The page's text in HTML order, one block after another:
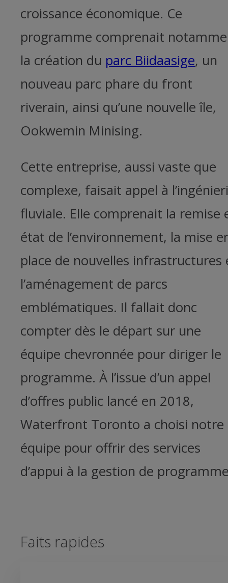
croissance économique. Ce
programme comprenait
la création du parc Biidaasige, un
nouveau parc phare du front
riverain, ainsi qu’une nouvelle île,
Ookwemin Minising.
Cette entreprise, aussi vaste que
complexe, faisait appel à
fluviale. Elle comprenait la remise
état de l’environnement, la mise
place de nouvelles infrastructures
l’aménagement de parcs
emblématiques. Il fallait donc
compter dès le départ sur une
équipe chevronnée pour diriger le
programme. À l’issue d’un appel
d’offres public lancé en 2018,
Waterfront Toronto a choisi notre
équipe pour offrir des services
d’appui à la gestion de
Faits rapides